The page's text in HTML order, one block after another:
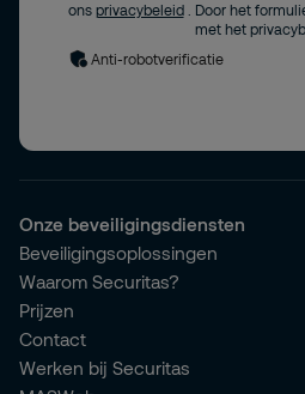
ons privacybeleid
. Door het
met het
Anti-robotverificatie
Onze beveiligingsdiensten
Beveiligingsoplossingen
Waarom Securitas?
Prijzen
Contact
Werken bij Securitas